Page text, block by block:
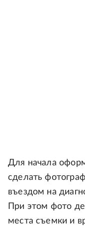
Для начала
сделать
въездом на
При этом фото
места съемки и